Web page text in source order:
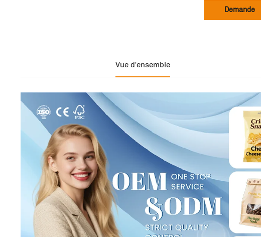
Demande
Vue d'ensemble